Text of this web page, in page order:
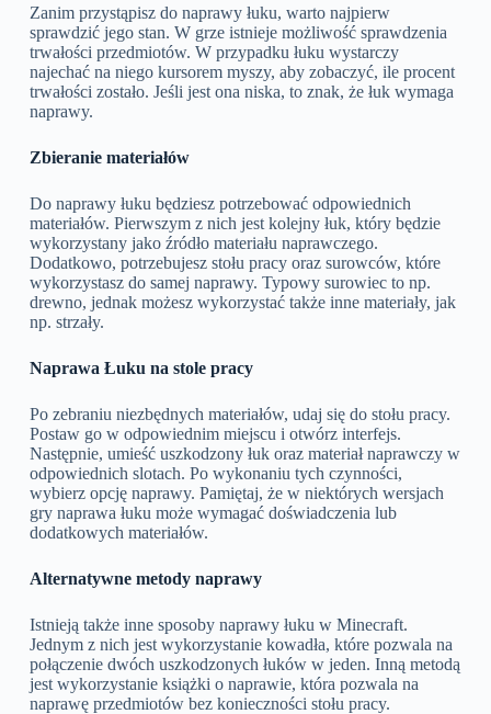
Zanim przystąpisz do naprawy łuku, warto najpierw
sprawdzić jego stan. W grze istnieje możliwość sprawdzenia
trwałości przedmiotów. W przypadku łuku wystarczy
najechać na niego kursorem myszy, aby zobaczyć, ile procent
trwałości zostało. Jeśli jest ona niska, to znak, że łuk wymaga
naprawy.
Zbieranie materiałów
Do naprawy łuku będziesz potrzebować odpowiednich
materiałów. Pierwszym z nich jest kolejny łuk, który będzie
wykorzystany jako źródło materiału naprawczego.
Dodatkowo, potrzebujesz stołu pracy oraz surowców, które
wykorzystasz do samej naprawy. Typowy surowiec to np.
drewno, jednak możesz wykorzystać także inne materiały, jak
np. strzały.
Naprawa Łuku na stole pracy
Po zebraniu niezbędnych materiałów, udaj się do stołu pracy.
Postaw go w odpowiednim miejscu i otwórz interfejs.
Następnie, umieść uszkodzony łuk oraz materiał naprawczy w
odpowiednich slotach. Po wykonaniu tych czynności,
wybierz opcję naprawy. Pamiętaj, że w niektórych wersjach
gry naprawa łuku może wymagać doświadczenia lub
dodatkowych materiałów.
Alternatywne metody naprawy
Istnieją także inne sposoby naprawy łuku w Minecraft.
Jednym z nich jest wykorzystanie kowadła, które pozwala na
połączenie dwóch uszkodzonych łuków w jeden. Inną metodą
jest wykorzystanie książki o naprawie, która pozwala na
naprawę przedmiotów bez konieczności stołu pracy.